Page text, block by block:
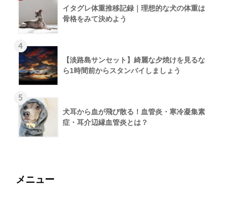
イタグレ体重推移記録｜理想的な犬の体重は
骨格をみて決めよう
4
【淡路島サンセット】綺麗な夕焼けを見るな
ら1時間前からスタンバイしましょう
5
犬耳から血が飛び散る！血管炎・寒冷凝集素
症・耳介辺縁血管炎とは？
メニュー